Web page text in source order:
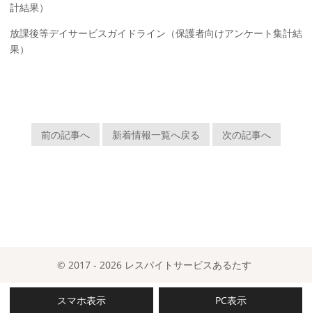
計結果）
放課後等デイサービスガイドライン（保護者向けアンケート集計結
果）
前の記事へ 新着情報一覧へ戻る 次の記事へ
© 2017 - 2026 レスパイトサービスあるたす
スマホ表示 PC表示